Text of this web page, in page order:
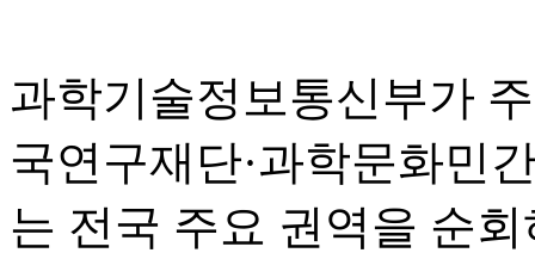
과학기술정보통신부가
국연구재단·과학문화민
는 전국 주요 권역을 순